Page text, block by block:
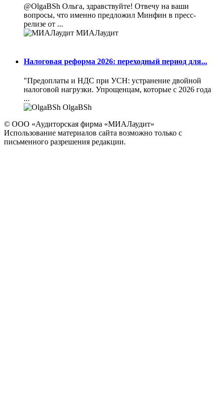
@OlgaBSh Ольга, здравствуйте! Отвечу на ваши
вопросы, что именно предложил Минфин в пресс-
релизе от ...
МИАЛаудит
Налоговая реформа 2026: переходный период для...
"Предоплаты и НДС при УСН: устранение двойной
налоговой нагрузки. Упрощенцам, которые с 2026 года
...
OlgaBSh
© ООО «Аудиторская фирма «МИАЛаудит»
Использование материалов сайта возможно только с
письменного разрешения редакции.